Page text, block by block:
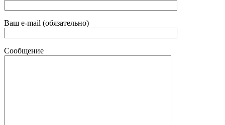
Ваш e-mail (обязательно)
Сообщение